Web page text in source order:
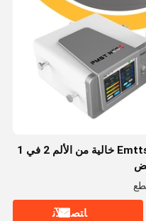
650 نانومتر آلة العلاج المغناطيسي Emtts خالية من الألم 2 في 1
ﺎﺘﺼﻟ ﺍﻶﻧ